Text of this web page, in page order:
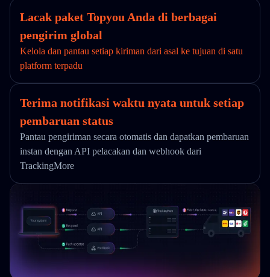
Lacak paket Topyou Anda di berbagai
pengirim global
Kelola dan pantau setiap kiriman dari asal ke tujuan di satu
platform terpadu
Terima notifikasi waktu nyata untuk setiap
pembaruan status
Pantau pengiriman secara otomatis dan dapatkan pembaruan
instan dengan API pelacakan dan webhook dari
TrackingMore